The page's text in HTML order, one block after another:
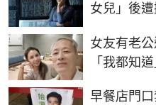
女兒」後
女友有老
「我都知
早餐店門